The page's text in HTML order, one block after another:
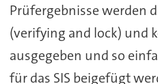
Prüfergebnisse werden
(verifying and lock) und
ausgegeben und so
für das SIS beigefügt